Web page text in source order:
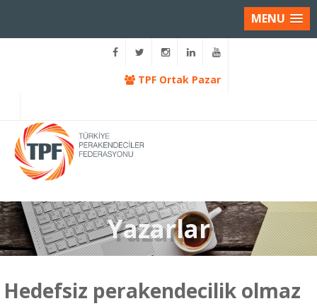
MENU
TPF Ortak Pazar
Yazarlar
Hedefsiz perakendecilik olmaz